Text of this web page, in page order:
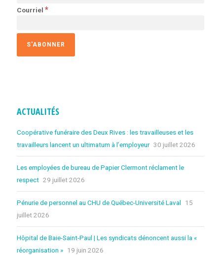
Courriel*
ACTUALITÉS
Coopérative funéraire des Deux Rives : les travailleuses et les
travailleurs lancent un ultimatum à l’employeur 30 juillet 2026
Les employées de bureau de Papier Clermont réclament le
respect 29 juillet 2026
Pénurie de personnel au CHU de Québec-Université Laval
15
juillet 2026
Hôpital de Baie-Saint-Paul | Les syndicats dénoncent aussi la «
réorganisation » 19 juin 2026